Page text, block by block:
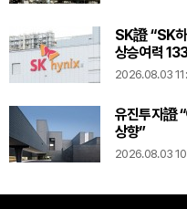
SK證 “SK
상승여력
2026.08.03
유진투자證
상향”
2026.08.03